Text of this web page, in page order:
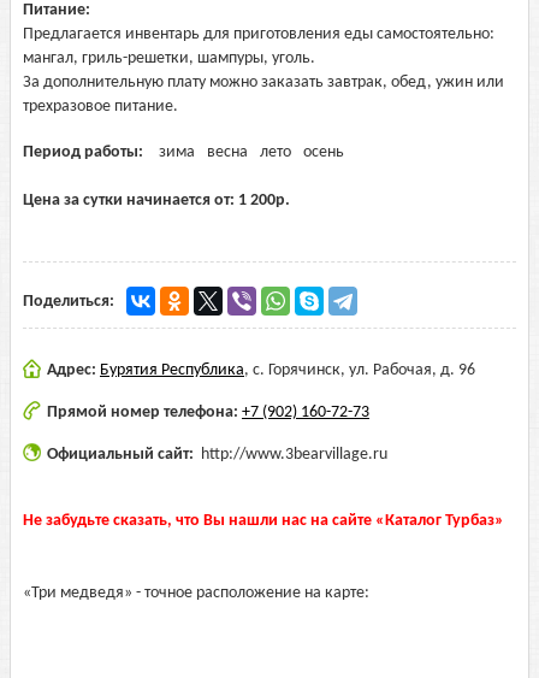
Питание:
Предлагается инвентарь для приготовления еды самостоятельно:
мангал, гриль-решетки, шампуры, уголь.
За дополнительную плату можно заказать завтрак, обед, ужин или
трехразовое питание.
Период работы: зима весна лето осень
Цена за сутки начинается от: 1 200р.
Поделиться:
Адрес: Бурятия Республика, с. Горячинск, ул. Рабочая, д. 96
Прямой номер телефона: +7 (902) 160-72-73
Официальный сайт: http://www.3bearvillage.ru
Не забудьте сказать, что Вы нашли нас на сайте «Каталог Турбаз»
«Три медведя» - точное расположение на карте: